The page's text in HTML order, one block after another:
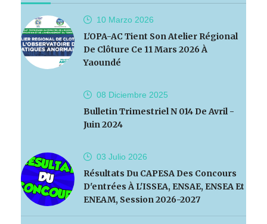
10 Marzo 2026
L'OPA-AC Tient Son Atelier Régional
De Clôture Ce 11 Mars 2026 À
Yaoundé
08 Diciembre 2025
Bulletin Trimestriel N 014 De Avril -
Juin 2024
03 Julio 2026
Résultats Du CAPESA Des Concours
D'entrées À L'ISSEA, ENSAE, ENSEA Et
ENEAM, Session 2026-2027